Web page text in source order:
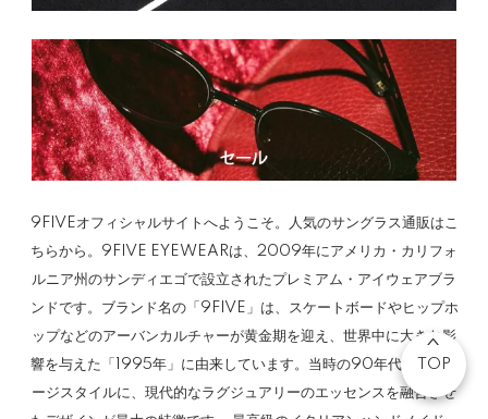
9FIVEオフィシャルサイトへようこそ。人気のサングラス通販はこ
ちらから。9FIVE EYEWEARは、2009年にアメリカ・カリフォ
ルニア州のサンディエゴで設立されたプレミアム・アイウェアブラ
ンドです。ブランド名の「9FIVE」は、スケートボードやヒップホ
ップなどのアーバンカルチャーが黄金期を迎え、世界中に大きな影
響を与えた「1995年」に由来しています。当時の90年代ヴィンテ
ージスタイルに、現代的なラグジュアリーのエッセンスを融合させ
TOP